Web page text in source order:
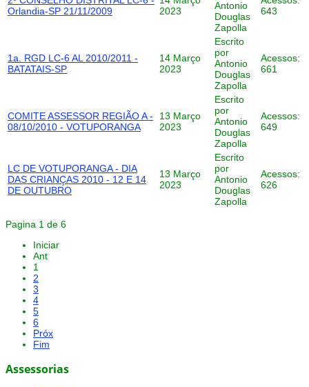
Orlandia-SP 21/11/2009
2023
Antonio
Douglas
Zapolla
643
1a. RGD LC-6 AL 2010/2011 -
BATATAIS-SP
14 Março
2023
Escrito
por
Antonio
Douglas
Zapolla
Acessos:
661
COMITE ASSESSOR REGIÃO A -
08/10/2010 - VOTUPORANGA
13 Março
2023
Escrito
por
Antonio
Douglas
Zapolla
Acessos:
649
LC DE VOTUPORANGA - DIA
DAS CRIANÇAS 2010 - 12 E 14
DE OUTUBRO
13 Março
2023
Escrito
por
Antonio
Douglas
Zapolla
Acessos:
626
Pagina 1 de 6
Iniciar
Ant
1
2
3
4
5
6
Próx
Fim
Assessorias